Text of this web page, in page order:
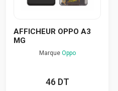
AFFICHEUR OPPO A3
MG
Marque Oppo
46 DT